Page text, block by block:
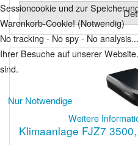
Klimaanlage FJZ7
Sessioncookie und zur
Warenkorb-Cookie! (Notwendig)
No tracking - No spy - No analysis...
Ihrer Besuche auf unserer
sind.
Nur Notwendige
Weitere